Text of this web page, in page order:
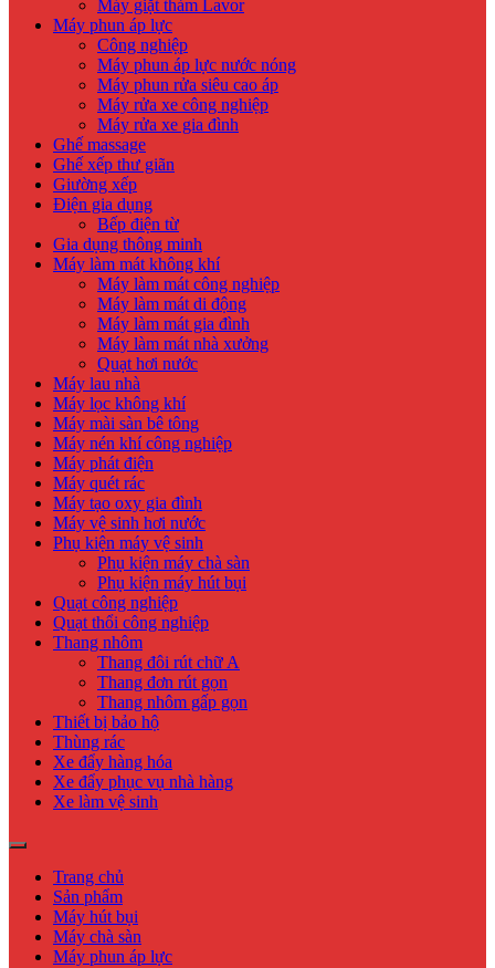
Máy giặt thảm Lavor
Máy phun áp lực
Công nghiệp
Máy phun áp lực nước nóng
Máy phun rửa siêu cao áp
Máy rửa xe công nghiệp
Máy rửa xe gia đình
Ghế massage
Ghế xếp thư giãn
Giường xếp
Điện gia dụng
Bếp điện từ
Gia dụng thông minh
Máy làm mát không khí
Máy làm mát công nghiệp
Máy làm mát di động
Máy làm mát gia đình
Máy làm mát nhà xưởng
Quạt hơi nước
Máy lau nhà
Máy lọc không khí
Máy mài sàn bê tông
Máy nén khí công nghiệp
Máy phát điện
Máy quét rác
Máy tạo oxy gia đình
Máy vệ sinh hơi nước
Phụ kiện máy vệ sinh
Phụ kiện máy chà sàn
Phụ kiện máy hút bụi
Quạt công nghiệp
Quạt thổi công nghiệp
Thang nhôm
Thang đôi rút chữ A
Thang đơn rút gọn
Thang nhôm gấp gọn
Thiết bị bảo hộ
Thùng rác
Xe đẩy hàng hóa
Xe đẩy phục vụ nhà hàng
Xe làm vệ sinh
Trang chủ
Sản phẩm
Máy hút bụi
Máy chà sàn
Máy phun áp lực